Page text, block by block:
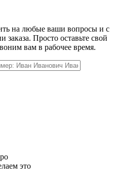
на любые ваши вопросы и с
Просто оставьте свой
вам в рабочее время.
это